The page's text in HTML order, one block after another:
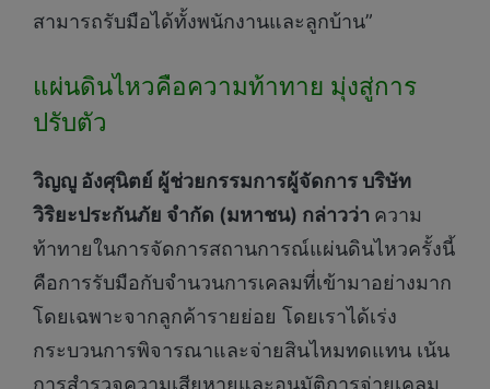
สามารถรับมือได้ทั้งพนักงานและลูกบ้าน”
แผ่นดินไหวคือความท้าทาย มุ่งสู่การ
ปรับตัว
วิญญู อังศุนิตย์ ผู้ช่วยกรรมการผู้จัดการ บริษัท
วิริยะประกันภัย จำกัด (มหาชน) กล่าวว่า ความ
ท้าทายในการจัดการสถานการณ์แผ่นดินไหวครั้งนี้
คือการรับมือกับจำนวนการเคลมที่เข้ามาอย่างมาก
โดยเฉพาะจากลูกค้ารายย่อย โดยเราได้เร่ง
กระบวนการพิจารณาและจ่ายสินไหมทดแทน เน้น
การสำรวจความเสียหายและอนุมัติการจ่ายเคลม